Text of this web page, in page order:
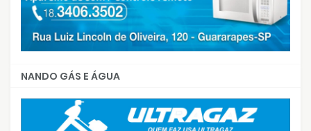
NANDO GÁS E ÁGUA